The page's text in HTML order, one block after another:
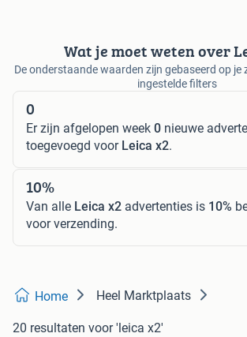
Wat je moet weten over
De onderstaande waarden zijn gebaseerd op je
ingestelde filters
0
Er zijn afgelopen week 0 nieuwe
toegevoegd voor Leica x2.
10%
Van alle Leica x2 advertenties is 10%
voor verzending.
Home Heel Marktplaats
20 resultaten voor 'leica x2'